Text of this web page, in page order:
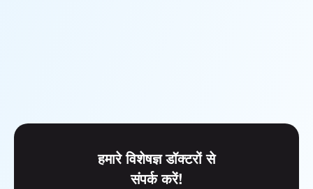
हमारे विशेषज्ञ डॉक्टरों से
संपर्क करें!